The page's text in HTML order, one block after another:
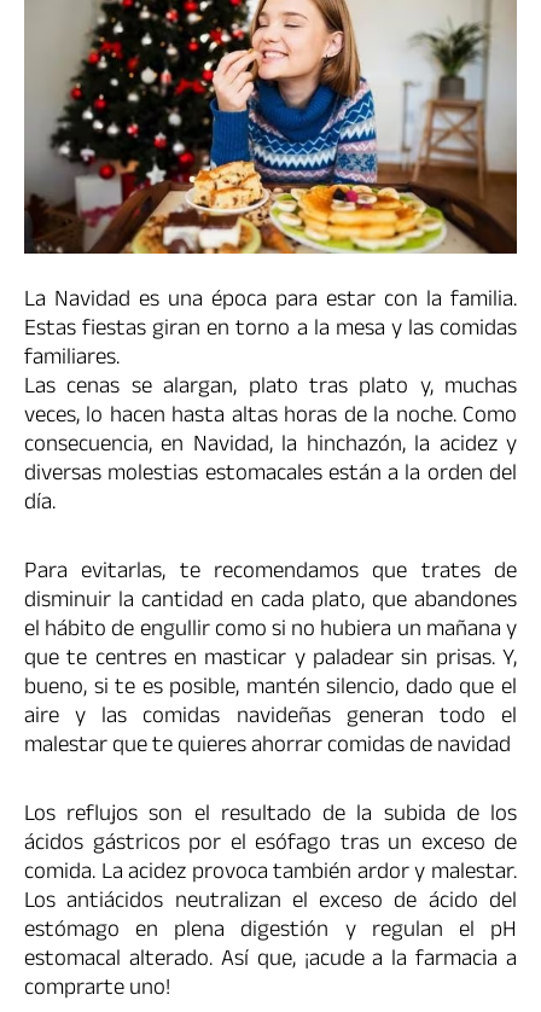
La Navidad es una época para estar con la familia.
Estas fiestas giran en torno a la mesa y las comidas
familiares.
Las cenas se alargan, plato tras plato y, muchas
veces, lo hacen hasta altas horas de la noche. Como
consecuencia, en Navidad, la hinchazón, la acidez y
diversas molestias estomacales están a la orden del
día.
Para evitarlas, te recomendamos que trates de
disminuir la cantidad en cada plato, que abandones
el hábito de engullir como si no hubiera un mañana y
que te centres en masticar y paladear sin prisas. Y,
bueno, si te es posible, mantén silencio, dado que el
aire y las comidas navideñas generan todo el
malestar que te quieres ahorrar comidas de navidad
Los reflujos son el resultado de la subida de los
ácidos gástricos por el esófago tras un exceso de
comida. La acidez provoca también ardor y malestar.
Los antiácidos neutralizan el exceso de ácido del
estómago en plena digestión y regulan el pH
estomacal alterado. Así que, ¡acude a la farmacia a
comprarte uno!